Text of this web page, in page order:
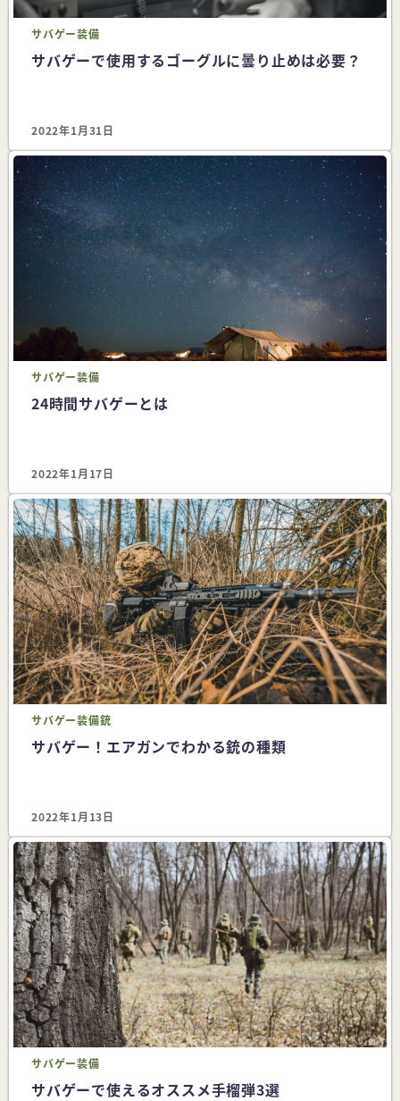
サバゲー装備
サバゲーで使用するゴーグルに曇り止めは必要？
2022年1月31日
サバゲー装備
24時間サバゲーとは
2022年1月17日
サバゲー装備銃
サバゲー！エアガンでわかる銃の種類
2022年1月13日
サバゲー装備
サバゲーで使えるオススメ手榴弾3選